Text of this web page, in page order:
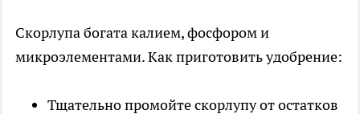
Скорлупа богата калием, фосфором и
микроэлементами. Как приготовить удобрение:
Тщательно промойте скорлупу от остатков